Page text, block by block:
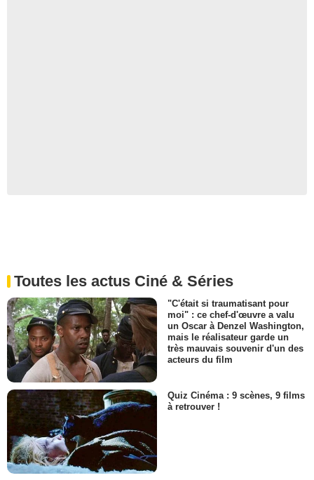
Toutes les actus Ciné & Séries
"C'était si traumatisant pour
moi" : ce chef-d'œuvre a valu
un Oscar à Denzel Washington,
mais le réalisateur garde un
très mauvais souvenir d'un des
acteurs du film
Quiz Cinéma : 9 scènes, 9 films
à retrouver !